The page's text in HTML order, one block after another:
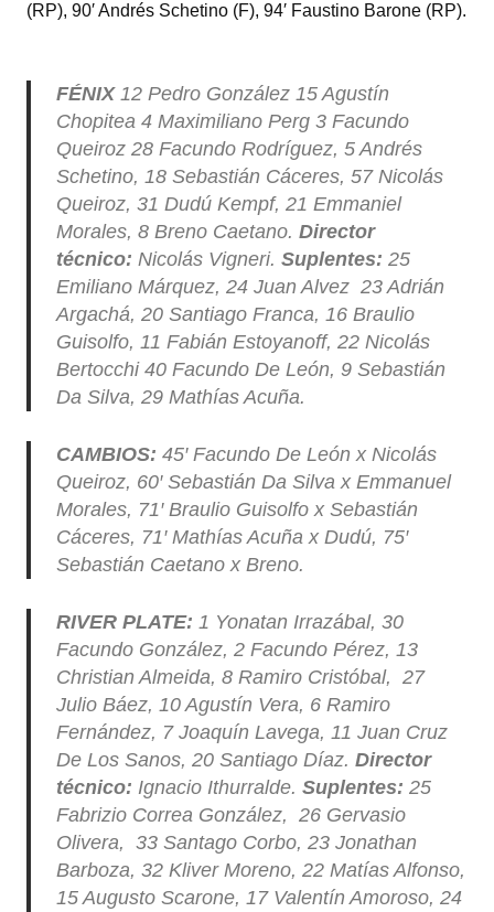
(RP), 90′ Andrés Schetino (F), 94′ Faustino Barone (RP).
FÉNIX 12 Pedro González 15 Agustín
Chopitea 4 Maximiliano Perg 3 Facundo
Queiroz 28 Facundo Rodríguez, 5 Andrés
Schetino, 18 Sebastián Cáceres, 57 Nicolás
Queiroz, 31 Dudú Kempf, 21 Emmaniel
Morales, 8 Breno Caetano. Director
técnico: Nicolás Vigneri. Suplentes: 25
Emiliano Márquez, 24 Juan Alvez 23 Adrián
Argachá, 20 Santiago Franca, 16 Braulio
Guisolfo, 11 Fabián Estoyanoff, 22 Nicolás
Bertocchi 40 Facundo De León, 9 Sebastián
Da Silva, 29 Mathías Acuña.
CAMBIOS: 45′ Facundo De León x Nicolás
Queiroz, 60′ Sebastián Da Silva x Emmanuel
Morales, 71′ Braulio Guisolfo x Sebastián
Cáceres, 71′ Mathías Acuña x Dudú, 75′
Sebastián Caetano x Breno.
RIVER PLATE: 1 Yonatan Irrazábal, 30
Facundo González, 2 Facundo Pérez, 13
Christian Almeida, 8 Ramiro Cristóbal, 27
Julio Báez, 10 Agustín Vera, 6 Ramiro
Fernández, 7 Joaquín Lavega, 11 Juan Cruz
De Los Sanos, 20 Santiago Díaz. Director
técnico: Ignacio Ithurralde. Suplentes: 25
Fabrizio Correa González, 26 Gervasio
Olivera, 33 Santago Corbo, 23 Jonathan
Barboza, 32 Kliver Moreno, 22 Matías Alfonso,
15 Augusto Scarone, 17 Valentín Amoroso, 24